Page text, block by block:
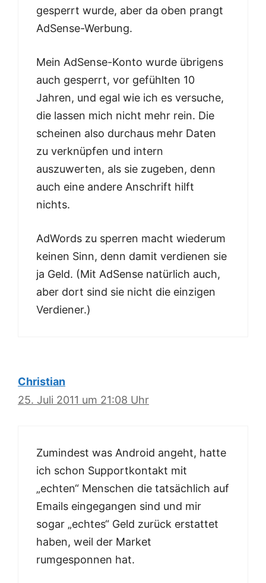
gesperrt wurde, aber da oben prangt
AdSense-Werbung.
Mein AdSense-Konto wurde übrigens
auch gesperrt, vor gefühlten 10
Jahren, und egal wie ich es versuche,
die lassen mich nicht mehr rein. Die
scheinen also durchaus mehr Daten
zu verknüpfen und intern
auszuwerten, als sie zugeben, denn
auch eine andere Anschrift hilft
nichts.
AdWords zu sperren macht wiederum
keinen Sinn, denn damit verdienen sie
ja Geld. (Mit AdSense natürlich auch,
aber dort sind sie nicht die einzigen
Verdiener.)
Christian
25. Juli 2011 um 21:08 Uhr
Zumindest was Android angeht, hatte
ich schon Supportkontakt mit
„echten“ Menschen die tatsächlich auf
Emails eingegangen sind und mir
sogar „echtes“ Geld zurück erstattet
haben, weil der Market
rumgesponnen hat.